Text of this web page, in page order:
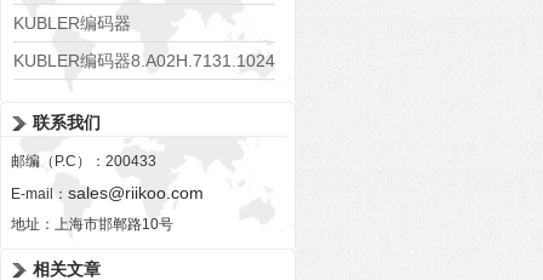
KUBLER编码器
8.KIS40.1332.1024.P03.0008
KUBLER编码器8.A02H.7131.1024
联系我们
邮编（P.C）：200433
E-mail： sales@riikoo.com
地址：上海市邯郸路10号
相关文章